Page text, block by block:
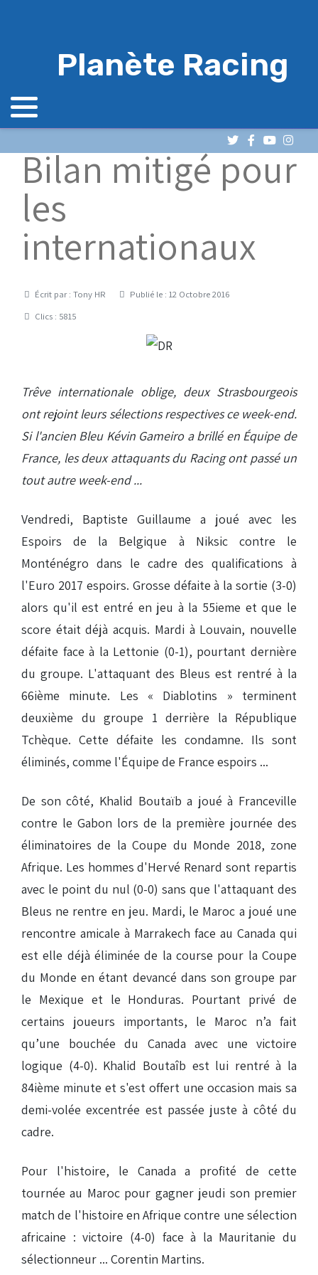
Planète Racing
Bilan mitigé pour
les
internationaux
DétailsÉcrit par : Tony HR
Publié le : 12 Octobre 2016
Clics : 5815
Trêve internationale oblige, deux Strasbourgeois
ont rejoint leurs sélections respectives ce week-end.
Si l'ancien Bleu Kévin Gameiro a brillé en Équipe de
France, les deux attaquants du Racing ont passé un
tout autre week-end ...
Vendredi, Baptiste Guillaume a joué avec les
Espoirs de la Belgique à Niksic contre le
Monténégro dans le cadre des qualifications à
l'Euro 2017 espoirs. Grosse défaite à la sortie (3-0)
alors qu'il est entré en jeu à la 55ieme et que le
score était déjà acquis. Mardi à Louvain, nouvelle
défaite face à la Lettonie (0-1), pourtant dernière
du groupe. L'attaquant des Bleus est rentré à la
66ième minute. Les « Diablotins » terminent
deuxième du groupe 1 derrière la République
Tchèque. Cette défaite les condamne. Ils sont
éliminés, comme l'Équipe de France espoirs ...
De son côté, Khalid Boutaïb a joué à Franceville
contre le Gabon lors de la première journée des
éliminatoires de la Coupe du Monde 2018, zone
Afrique. Les hommes d'Hervé Renard sont repartis
avec le point du nul (0-0) sans que l'attaquant des
Bleus ne rentre en jeu. Mardi, le Maroc a joué une
rencontre amicale à Marrakech face au Canada qui
est elle déjà éliminée de la course pour la Coupe
du Monde en étant devancé dans son groupe par
le Mexique et le Honduras. Pourtant privé de
certains joueurs importants, le Maroc n’a fait
qu’une bouchée du Canada avec une victoire
logique (4-0). Khalid Boutaîb est lui rentré à la
84ième minute et s'est offert une occasion mais sa
demi-volée excentrée est passée juste à côté du
cadre.
Pour l'histoire, le Canada a profité de cette
tournée au Maroc pour gagner jeudi son premier
match de l'histoire en Afrique contre une sélection
africaine : victoire (4-0) face à la Mauritanie du
sélectionneur ... Corentin Martins.